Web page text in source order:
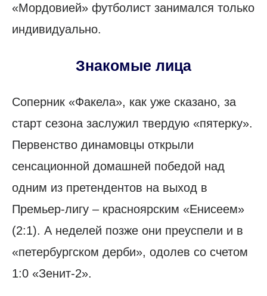
«Мордовией» футболист занимался только
индивидуально.
Знакомые лица
Соперник «Факела», как уже сказано, за
старт сезона заслужил твердую «пятерку».
Первенство динамовцы открыли
сенсационной домашней победой над
одним из претендентов на выход в
Премьер-лигу – красноярским «Енисеем»
(2:1). А неделей позже они преуспели и в
«петербургском дерби», одолев со счетом
1:0 «Зенит-2».